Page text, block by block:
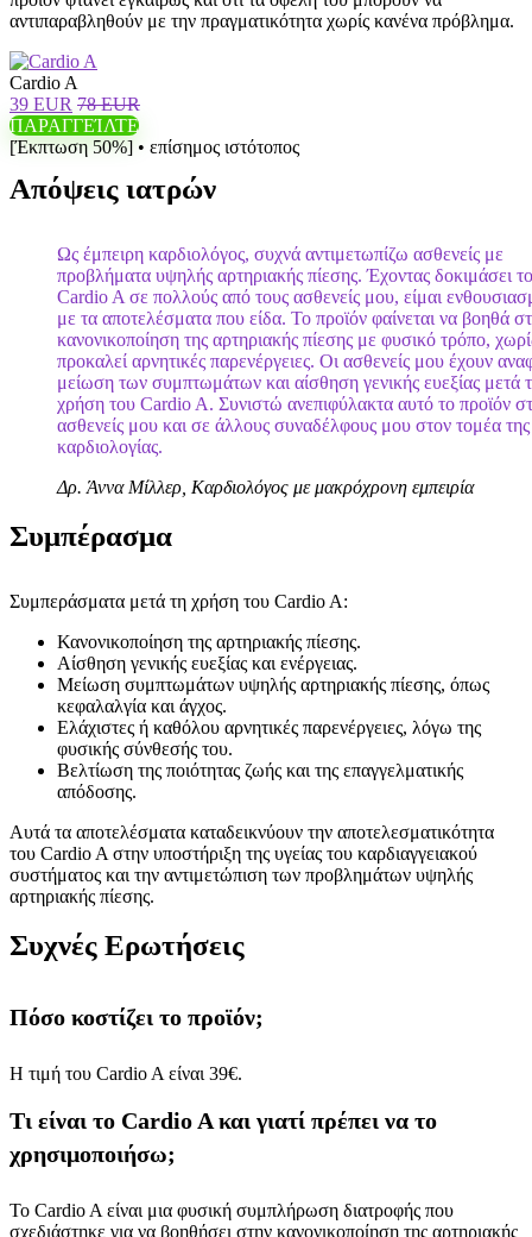
αντιπαραβληθούν με την πραγματικότητα χωρίς κανένα πρόβλημα.
Cardio A
39 EUR 78 EUR
ΠΑΡΑΓΓΕΊΛΤΕ
[Έκπτωση 50%] • επίσημος ιστότοπος
Απόψεις ιατρών
Ως έμπειρη καρδιολόγος, συχνά αντιμετωπίζω ασθενείς με
προβλήματα υψηλής αρτηριακής πίεσης. Έχοντας δοκιμάσει το
Cardio A σε πολλούς από τους ασθενείς μου, είμαι
με τα αποτελέσματα που είδα. Το προϊόν φαίνεται να βοηθά
κανονικοποίηση της αρτηριακής πίεσης με φυσικό τρόπο,
προκαλεί αρνητικές παρενέργειες. Οι ασθενείς μου έχουν
μείωση των συμπτωμάτων και αίσθηση γενικής ευεξίας μετά
χρήση του Cardio A. Συνιστώ ανεπιφύλακτα αυτό το προϊόν
ασθενείς μου και σε άλλους συναδέλφους μου στον τομέα της
καρδιολογίας.
Δρ. Άννα Μίλλερ, Καρδιολόγος με μακρόχρονη εμπειρία
Συμπέρασμα
Συμπεράσματα μετά τη χρήση του Cardio A:
Κανονικοποίηση της αρτηριακής πίεσης.
Αίσθηση γενικής ευεξίας και ενέργειας.
Μείωση συμπτωμάτων υψηλής αρτηριακής πίεσης, όπως
κεφαλαλγία και άγχος.
Ελάχιστες ή καθόλου αρνητικές παρενέργειες, λόγω της
φυσικής σύνθεσής του.
Βελτίωση της ποιότητας ζωής και της επαγγελματικής
απόδοσης.
Αυτά τα αποτελέσματα καταδεικνύουν την αποτελεσματικότητα
του Cardio A στην υποστήριξη της υγείας του καρδιαγγειακού
συστήματος και την αντιμετώπιση των προβλημάτων υψηλής
αρτηριακής πίεσης.
Συχνές Ερωτήσεις
Πόσο κοστίζει το προϊόν;
Η τιμή του Cardio A είναι 39€.
Τι είναι το Cardio A και γιατί πρέπει να το
χρησιμοποιήσω;
Το Cardio A είναι μια φυσική συμπλήρωση διατροφής που
σχεδιάστηκε για να βοηθήσει στην κανονικοποίηση της αρτηριακής